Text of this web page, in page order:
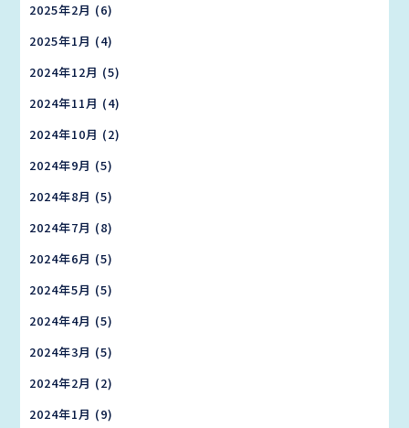
2025年2月 (6)
2025年1月 (4)
2024年12月 (5)
2024年11月 (4)
2024年10月 (2)
2024年9月 (5)
2024年8月 (5)
2024年7月 (8)
2024年6月 (5)
2024年5月 (5)
2024年4月 (5)
2024年3月 (5)
2024年2月 (2)
2024年1月 (9)